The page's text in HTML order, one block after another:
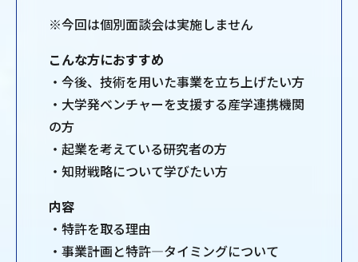
※今回は個別面談会は実施しません
こんな方におすすめ
・今後、技術を用いた事業を立ち上げたい方
・大学発ベンチャーを支援する産学連携機関
の方
・起業を考えている研究者の方
・知財戦略について学びたい方
内容
・特許を取る理由
・事業計画と特許―タイミングについて